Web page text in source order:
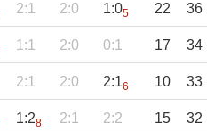
2:1 2:0 1:05 22 36
1:1 2:0 0:1 17 34
2:1 2:0 2:16 10 33
1:28 2:1 2:2 15 32